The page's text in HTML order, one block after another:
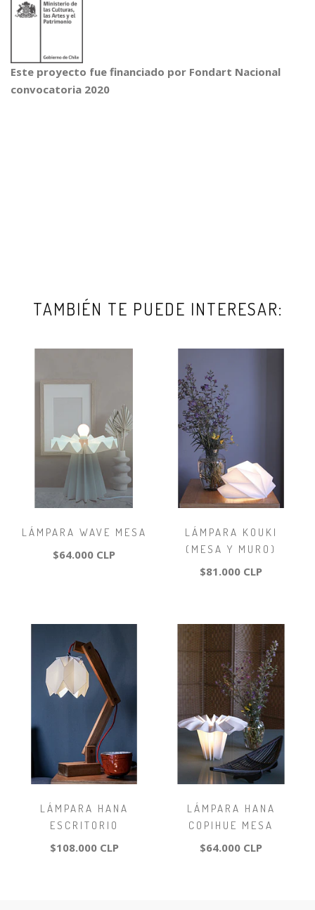
Este proyecto fue financiado por Fondart Nacional
convocatoria 2020
TAMBIÉN TE PUEDE INTERESAR:
LÁMPARA WAVE MESA
$64.000 CLP
LÁMPARA KOUKI
(MESA Y MURO)
$81.000 CLP
LÁMPARA HANA
ESCRITORIO
$108.000 CLP
LÁMPARA HANA
COPIHUE MESA
$64.000 CLP